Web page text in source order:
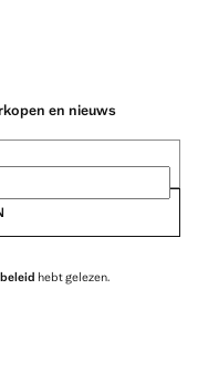
en nieuws
hebt gelezen.